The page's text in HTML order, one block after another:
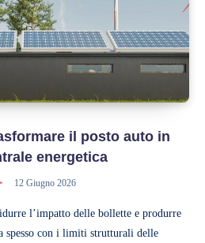
il posto auto in
energetica
12 Giugno 2026
l’impatto delle bollette e produrre
spesso con i limiti strutturali delle